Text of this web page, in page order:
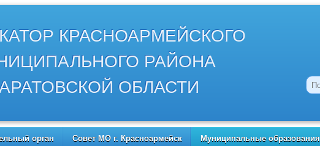
КРАСНОАРМЕЙСКОГО
РАЙОНА
ОБЛАСТИ
орган Совет МО г. Красноармейск Муниципальные образования